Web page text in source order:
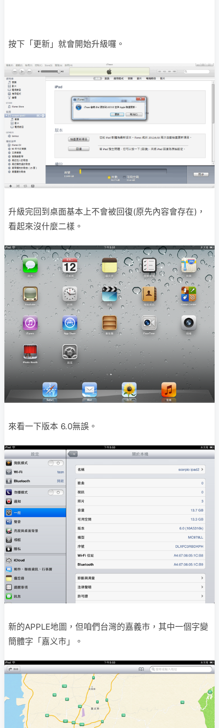
按下「更新」就會開始升級囉。
升級完回到桌面基本上不會被回復(原先內容會存在)，
看起來沒什麼二樣。
來看一下版本 6.0無誤。
新的APPLE地圖，但咱們台灣的嘉義市，其中一個字變
簡體字「嘉义市」。